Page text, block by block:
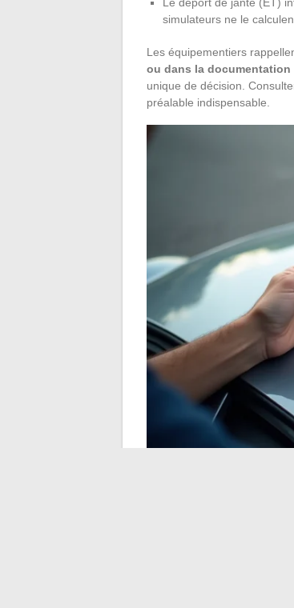
Le déport de jante (ET)
simulateurs ne le
Les équipementiers
ou dans la
unique de décision.
préalable indispensable.